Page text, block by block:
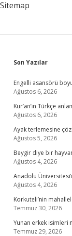
Sitemap
Sidebar
Son Yazılar
Engelli asansörü
Ağustos 6, 2026
Kur’an’ın Türkçe
Ağustos 6, 2026
Ayak terlemesine
Ağustos 5, 2026
Beygir diye bir
Ağustos 4, 2026
Anadolu
Ağustos 4, 2026
Korkuteli’nin
Temmuz 30, 2026
Yunan erkek isimleri
Temmuz 29, 2026